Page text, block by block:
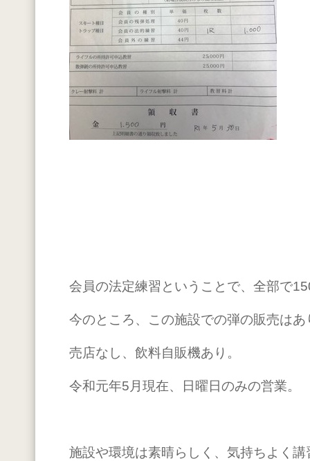
会員の法定練習ということで、全部で
今のところ、この施設での弾の販売はあ
売店なし、飲料自販機あり。
令和元年5月現在、日曜日のみの営業。
施設や環境は素晴らしく、気持ちよく